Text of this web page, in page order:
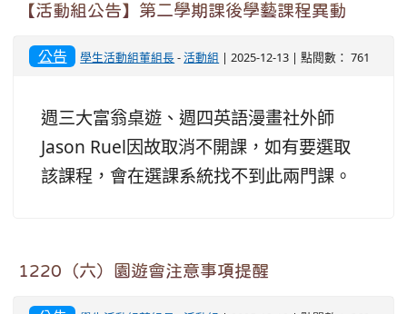
【活動組公告】第二學期課後學藝課程異動
公告 學生活動組董組長-活動組 | 2025-12-13 | 點閱數： 761
週三大富翁桌遊、週四英語漫畫社外師
Jason Ruel因故取消不開課，如有要選取
該課程，會在選課系統找不到此兩門課。
1220（六）園遊會注意事項提醒